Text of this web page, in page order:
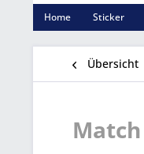
Home Sticker
Übersicht
Match